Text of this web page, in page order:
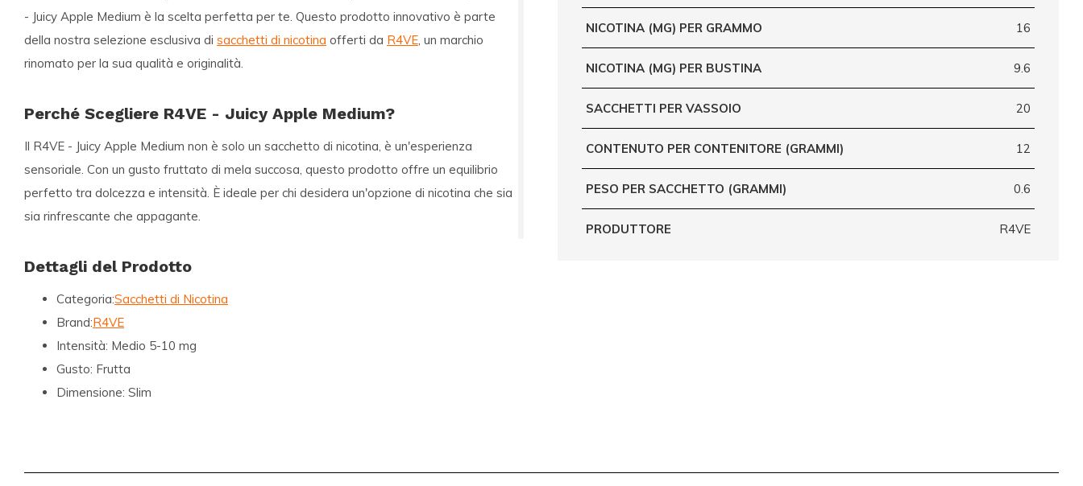
- Juicy Apple Medium è la scelta perfetta per te. Questo prodotto innovativo è parte
della nostra selezione esclusiva di sacchetti di nicotina offerti da R4VE , un marchio
rinomato per la sua qualità e originalità.
Perché Scegliere R4VE - Juicy Apple Medium?
Il R4VE - Juicy Apple Medium non è solo un sacchetto di nicotina, è un'esperienza
sensoriale. Con un gusto fruttato di mela succosa, questo prodotto offre un equilibrio
perfetto tra dolcezza e intensità. È ideale per chi desidera un'opzione di nicotina che sia
sia rinfrescante che appagante.
Dettagli del Prodotto
Categoria:Sacchetti di Nicotina
Brand:R4VE
Intensità: Medio 5-10 mg
Gusto: Frutta
Dimensione: Slim
NICOTINA (MG) PER GRAMMO 16
NICOTINA (MG) PER BUSTINA 9.6
SACCHETTI PER VASSOIO 20
CONTENUTO PER CONTENITORE (GRAMMI) 12
PESO PER SACCHETTO (GRAMMI) 0.6
PRODUTTORE R4VE